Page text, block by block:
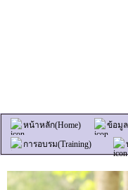
หน้าหลัก(Home) ข้อมู
การอบรม(Training)